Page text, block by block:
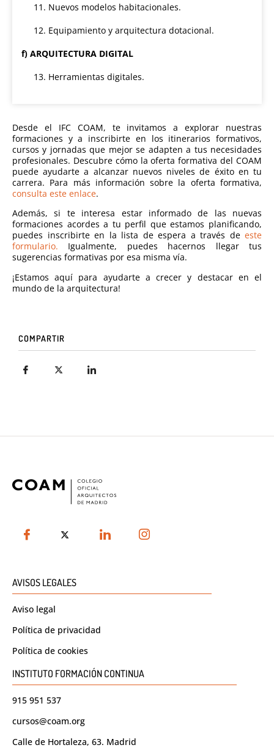
11. Nuevos modelos habitacionales.
12. Equipamiento y arquitectura dotacional.
f) ARQUITECTURA DIGITAL
13. Herramientas digitales.
Desde el IFC COAM, te invitamos a explorar nuestras
formaciones y a inscribirte en los itinerarios formativos,
cursos y jornadas que mejor se adapten a tus necesidades
profesionales. Descubre cómo la oferta formativa del COAM
puede ayudarte a alcanzar nuevos niveles de éxito en tu
carrera. Para más información sobre la oferta formativa,
consulta este enlace.
Además, si te interesa estar informado de las nuevas
formaciones acordes a tu perfil que estamos planificando,
puedes inscribirte en la lista de espera a través de este
formulario. Igualmente, puedes hacernos llegar tus
sugerencias formativas por esa misma vía.
¡Estamos aquí para ayudarte a crecer y destacar en el
mundo de la arquitectura!
COMPARTIR
AVISOS LEGALES
Aviso legal
Política de privacidad
Política de cookies
INSTITUTO FORMACIÓN CONTINUA
915 951 537
cursos@coam.org
Calle de Hortaleza, 63. Madrid